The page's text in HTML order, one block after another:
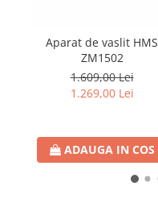
Aparat de vaslit HMS
ZM1502
1.609,00 Lei
1.269,00 Lei
ADAUGA IN COS